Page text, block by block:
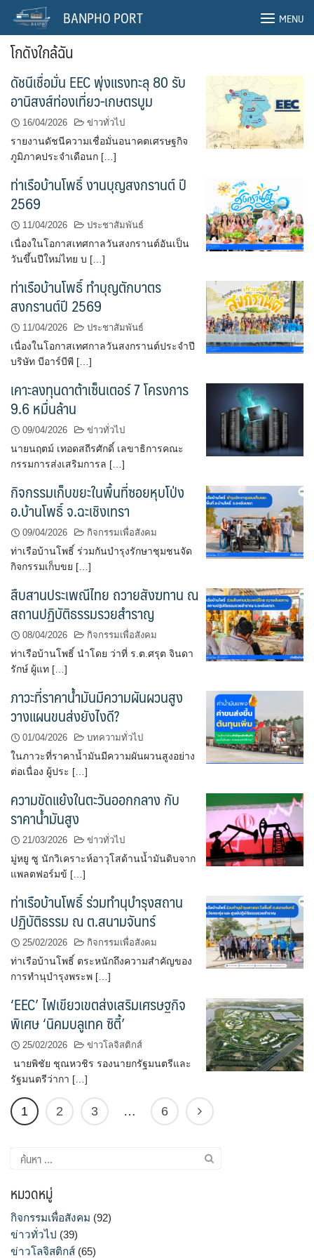
Skip
content
BANPHO PORT MENU
โกดังใกล้ฉัน
ดัชนีเชื่อมั่น EEC พุ่งแรงทะลุ 80 รับ
อานิสงส์ท่องเที่ยว-เกษตรบูม
16/04/2026 ข่าวทั่วไป
รายงานดัชนีความเชื่อมั่นอนาคตเศรษฐกิจ
ภูมิภาคประจำเดือนก […]
ท่าเรือบ้านโพธิ์ งานบุญสงกรานต์ ปี
2569
11/04/2026 ประชาสัมพันธ์
เนื่องในโอกาสเทศกาลวันสงกรานต์อันเป็น
วันขึ้นปีใหม่ไทย บ […]
ท่าเรือบ้านโพธิ์ ทำบุญตักบาตร
สงกรานต์ปี 2569
11/04/2026 ประชาสัมพันธ์
เนื่องในโอกาสเทศกาลวันสงกรานต์ประจำปี
บริษัท บีอาร์บีพี […]
เคาะลงทุนดาต้าเซ็นเตอร์ 7 โครงการ
9.6 หมื่นล้าน
09/04/2026 ข่าวทั่วไป
นายนฤตม์ เทอดสถีรศักดิ์ เลขาธิการคณะ
กรรมการส่งเสริมการล […]
กิจกรรมเก็บขยะในพื้นที่ซอยหุบโป่ง
อ.บ้านโพธิ์ จ.ฉะเชิงเทรา
09/04/2026 กิจกรรมเพื่อสังคม
ท่าเรือบ้านโพธิ์ ร่วมกันบำรุงรักษาชุมชนจัด
กิจกรรมเก็บขย […]
สืบสานประเพณีไทย ถวายสังฆทาน ณ
สถานปฏิบัติธรรมรวยสำราญ
08/04/2026 กิจกรรมเพื่อสังคม
ท่าเรือบ้านโพธิ์ นำโดย ว่าที่ ร.ต.ศรุต จินดา
รักษ์ ผู้แท […]
ภาวะที่ราคาน้ำมันมีความผันผวนสูง
วางแผนขนส่งยังไงดี?
01/04/2026 บทความทั่วไป
ในภาวะที่ราคาน้ำมันมีความผันผวนสูงอย่าง
ต่อเนื่อง ผู้ประ […]
ความขัดแย้งในตะวันออกกลาง กับ
ราคาน้ำมันสูง
21/03/2026 ข่าวทั่วไป
มู่หยู ซู นักวิเคราะห์อาวุโสด้านน้ำมันดิบจาก
แพลตฟอร์มข้ […]
ท่าเรือบ้านโพธิ์ ร่วมทำนุบำรุงสถาน
ปฏิบัติธรรม ณ ต.สนามจันทร์
25/02/2026 กิจกรรมเพื่อสังคม
ท่าเรือบ้านโพธิ์ ตระหนักถึงความสำคัญของ
การทำนุบำรุงพระพ […]
‘EEC’ ไฟเขียวเขตส่งเสริมเศรษฐกิจ
พิเศษ ‘นิคมบลูเทค ซิตี้’
25/02/2026 ข่าวโลจิสติกส์
นายพิชัย ชุณหวชิร รองนายกรัฐมนตรีและ
รัฐมนตรีว่ากา […]
1 2 3 … 6
ค้นหา
สำหรับ:
หมวดหมู่
กิจกรรมเพื่อสังคม (92)
ข่าวทั่วไป (39)
ข่าวโลจิสติกส์ (65)